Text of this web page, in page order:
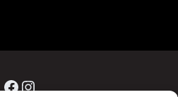
Facebook
Instagram